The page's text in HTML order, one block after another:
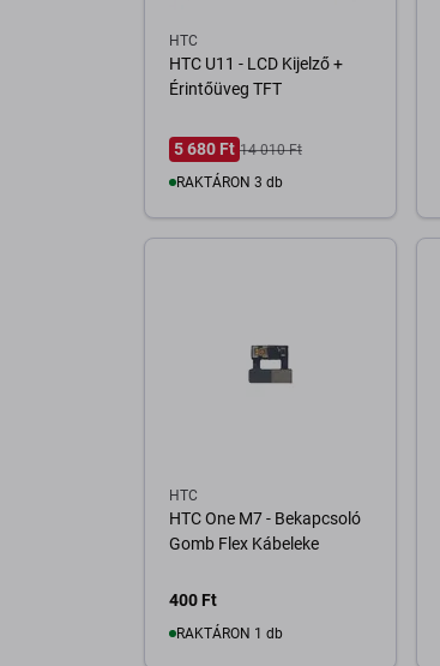
HTC
HTC U11 - LCD Kijelző +
Érintőüveg TFT
5 680 Ft 14 010 Ft
RAKTÁRON 3 db
HTC
HTC One M7 - Bekapcsoló
Gomb Flex Kábeleke
400 Ft
RAKTÁRON 1 db